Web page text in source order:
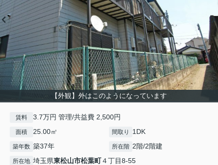
【外観】外はこのようになっています
賃料 3.7万円 管理/共益費 2,500円
面積 25.00㎡ 間取り 1DK
築年数 築37年 所在階 2階/2階建
所在地 埼玉県東松山市松葉町４丁目8-55